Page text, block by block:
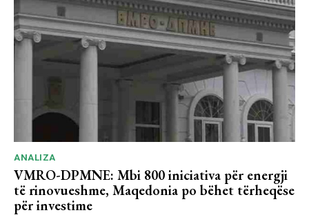
ANALIZA
VMRO-DPMNE: Mbi 800 iniciativa për energji
të rinovueshme, Maqedonia po bëhet tërheqëse
për investime